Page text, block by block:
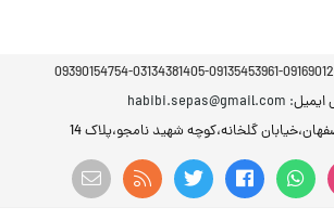
09169012051-09135453961-
ایمیل: habibi.sepas@gmail.com
گلخانه،کوچه شهید نامجو،پلاک 14